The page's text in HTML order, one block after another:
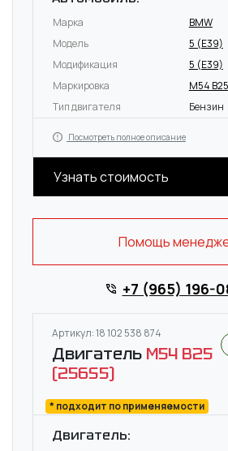
Марка
BMW
Модель
5 (E39)
Модификация
5 (E39)
Маркировка
M54
Тип двигателя
Бензин
Посмотреть полное описание
Узнать стоимость
Помощь
+7 (965) 196-
Артикул: 18 102 538 874
Двигатель M54 B25
(256S5)
* подходит по применяемости
Двигатель: